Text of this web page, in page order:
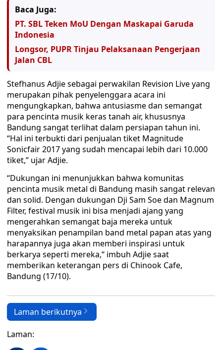
Baca Juga:
PT. SBL Teken MoU Dengan Maskapai Garuda
Indonesia
Longsor, PUPR Tinjau Pelaksanaan Pengerjaan
Jalan CBL
Stefhanus Adjie sebagai perwakilan Revision Live yang
merupakan pihak penyelenggara acara ini
mengungkapkan, bahwa antusiasme dan semangat
para pencinta musik keras tanah air, khususnya
Bandung sangat terlihat dalam persiapan tahun ini.
“Hal ini terbukti dari penjualan tiket Magnitude
Sonicfair 2017 yang sudah mencapai lebih dari 10.000
tiket,” ujar Adjie.
“Dukungan ini menunjukkan bahwa komunitas
pencinta musik metal di Bandung masih sangat relevan
dan solid. Dengan dukungan Dji Sam Soe dan Magnum
Filter, festival musik ini bisa menjadi ajang yang
mengerahkan semangat baja mereka untuk
menyaksikan penampilan band metal papan atas yang
harapannya juga akan memberi inspirasi untuk
berkarya seperti mereka,“ imbuh Adjie saat
memberikan keterangan pers di Chinook Cafe,
Bandung (17/10).
Laman berikutnya
Laman: